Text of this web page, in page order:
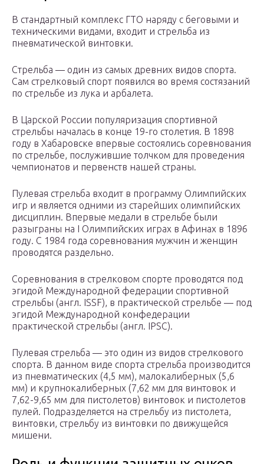
В стандартный комплекс ГТО наряду с беговыми и
техническими видами, входит и стрельба из
пневматической винтовки.
Стрельба — один из самых древних видов спорта.
Сам стрелковый спорт появился во время состязаний
по стрельбе из лука и арбалета.
В Царской России популяризация спортивной
стрельбы началась в конце 19-го столетия. В 1898
году в Хабаровске впервые состоялись соревнования
по стрельбе, послужившие толчком для проведения
чемпионатов и первенств нашей страны.
Пулевая стрельба входит в программу Олимпийских
игр и является одними из старейших олимпийских
дисциплин. Впервые медали в стрельбе были
разыграны на I Олимпийских играх в Афинах в 1896
году. С 1984 года соревнования мужчин и женщин
проводятся раздельно.
Соревнования в стрелковом спорте проводятся под
эгидой Международной федерации спортивной
стрельбы (англ. ISSF), в практической стрельбе — под
эгидой Международной конфедерации
практической стрельбы (англ. IPSC).
Пулевая стрельба — это один из видов стрелкового
спорта. В данном виде спорта стрельба производится
из пневматических (4,5 мм), малокалиберных (5,6
мм) и крупнокалиберных (7,62 мм для винтовок и
7,62-9,65 мм для пистолетов) винтовок и пистолетов
пулей. Подразделяется на стрельбу из пистолета,
винтовки, стрельбу из винтовки по движущейся
мишени.